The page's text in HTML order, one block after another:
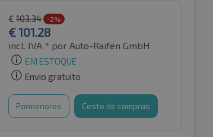
€ 103.34 -2%
€101.28
incl. IVA * por Auto-Raifen GmbH
EM ESTOQUE
Envio gratuito
Pormenores Cesto de compras